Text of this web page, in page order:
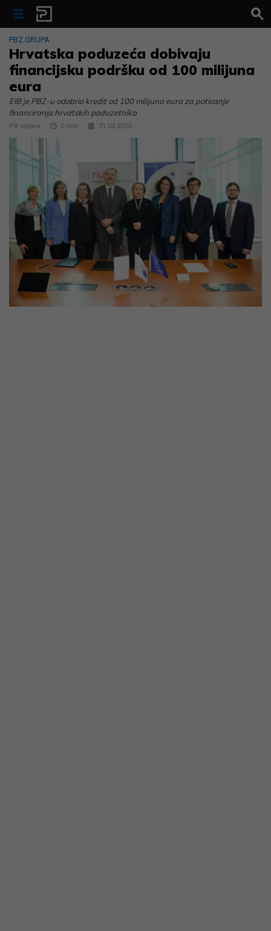
Skip to content
PBZ GRUPA
Hrvatska poduzeća dobivaju
financijsku podršku od 100 milijuna
eura
EIB je PBZ-u odobrio kredit od 100 milijuna eura za poticanje
financiranja hrvatskih poduzetnika
PR objava 2 min 21.03.2025.